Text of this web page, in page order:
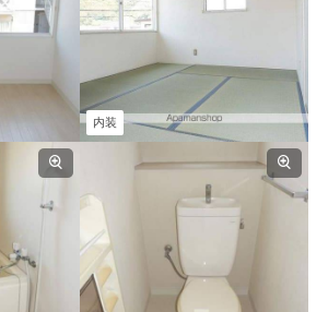
内装